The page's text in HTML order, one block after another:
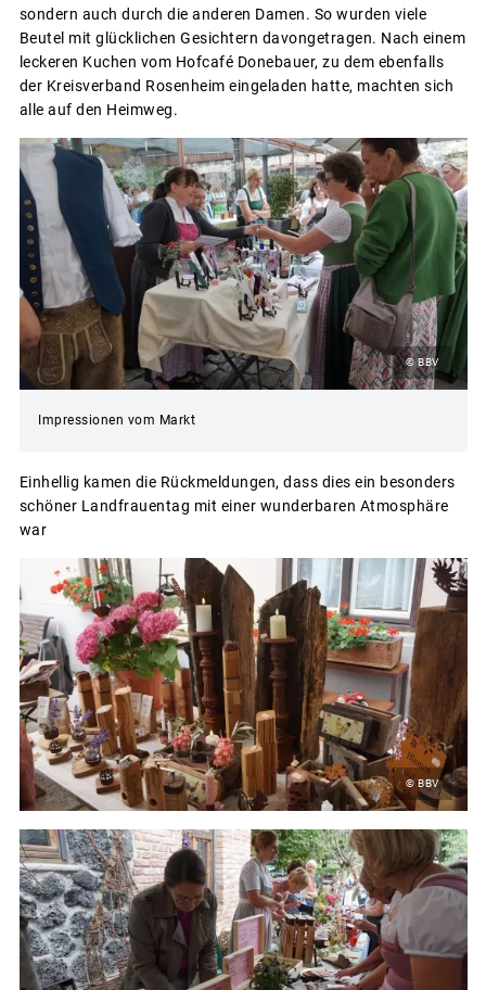
sondern auch durch die anderen Damen. So wurden viele
Beutel mit glücklichen Gesichtern davongetragen. Nach einem
leckeren Kuchen vom Hofcafé Donebauer, zu dem ebenfalls
der Kreisverband Rosenheim eingeladen hatte, machten sich
alle auf den Heimweg.
© BBV
Impressionen vom Markt
Einhellig kamen die Rückmeldungen, dass dies ein besonders
schöner Landfrauentag mit einer wunderbaren Atmosphäre
war
© BBV